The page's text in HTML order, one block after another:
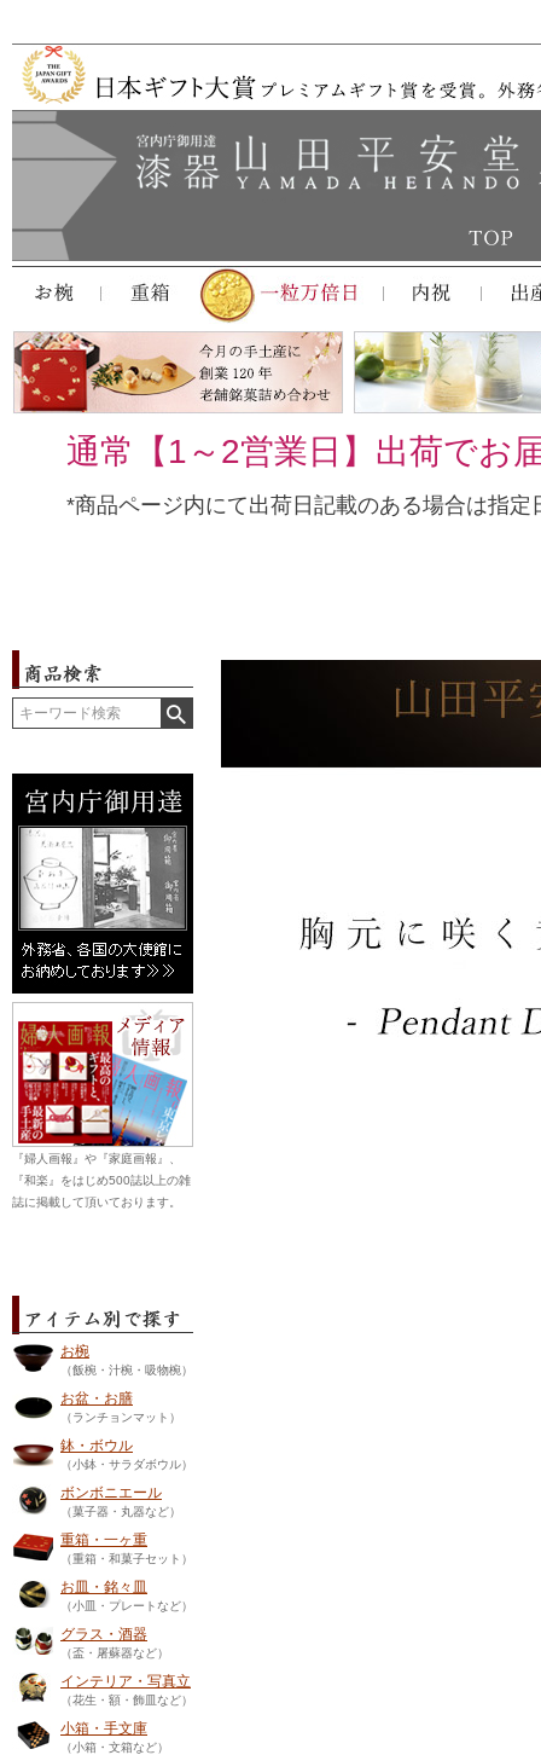
通常【1～2営業日】出荷でお
*商品ページ内にて出荷日記載のある場合は指定
『婦人画報』や『家庭画報』、
『和楽』をはじめ500誌以上の雑
誌に掲載して頂いております。
お椀
（飯椀・汁椀・吸物椀）
お盆・お膳
（ランチョンマット）
鉢・ボウル
（小鉢・サラダボウル）
ボンボニエール
（菓子器・丸器など）
重箱・一ヶ重
（重箱・和菓子セット）
お皿・銘々皿
（小皿・プレートなど）
グラス・酒器
（盃・屠蘇器など）
インテリア・写真立
（花生・額・飾皿など）
小箱・手文庫
（小箱・文箱など）